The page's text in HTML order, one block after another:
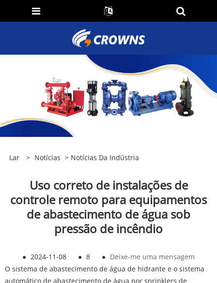
Lar > Notícias > Notícias Da Indústria
Uso correto de instalações de
controle remoto para equipamentos
de abastecimento de água sob
pressão de incêndio
● 2024-11-08 ● 8 ● Deixe-me uma mensagem
O sistema de abastecimento de água de hidrante e o sistema
automático de abastecimento de água por sprinklers de